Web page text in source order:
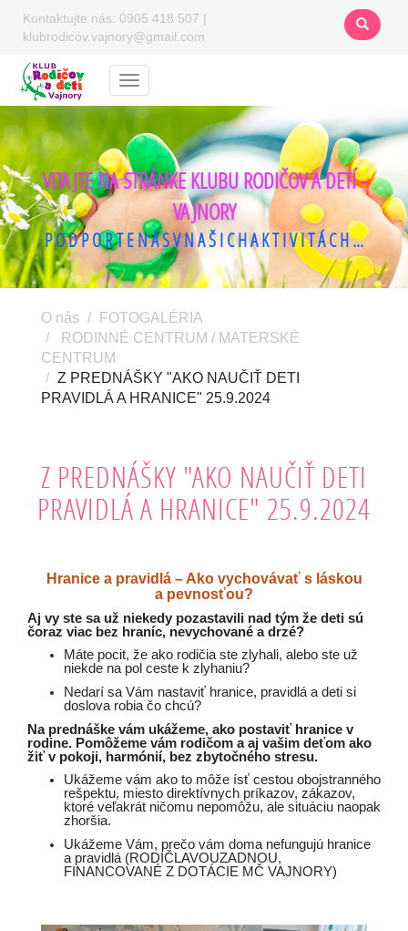
Kontaktujte nás: 0905 418 507 |
klubrodicov.vajnory@gmail.com
Menu
VITAJTE NA STRÁNKE KLUBU RODIČOV A DETÍ -
VAJNORY
P O D P O R T E N Á S V N A Š I C H A K T I V I T Á C H ...
O nás
FOTOGALÉRIA
RODINNÉ CENTRUM / MATERSKÉ
CENTRUM
Z PREDNÁŠKY "AKO NAUČIŤ DETI
PRAVIDLÁ A HRANICE" 25.9.2024
Z PREDNÁŠKY "AKO NAUČIŤ DETI
PRAVIDLÁ A HRANICE" 25.9.2024
Hranice a pravidlá – Ako vychovávať s láskou
a pevnosťou?
Aj vy ste sa už niekedy pozastavili nad tým že deti sú
čoraz viac bez hraníc, nevychované a drzé?
Máte pocit, že ako rodičia ste zlyhali, alebo ste už
niekde na pol ceste k zlyhaniu?
Nedarí sa Vám nastaviť hranice, pravidlá a deti si
doslova robia čo chcú?
Na prednáške vám ukážeme, ako postaviť hranice v
rodine. Pomôžeme vám rodičom a aj vašim deťom ako
žiť v pokoji, harmónií, bez zbytočného stresu.
Ukážeme vám ako to môže ísť cestou obojstranného
rešpektu, miesto direktívnych príkazov, zákazov,
ktoré veľakrát ničomu nepomôžu, ale situáciu naopak
zhoršia.
Ukážeme Vám, prečo vám doma nefungujú hranice
a pravidlá (RODIČLAVOUZADNOU,
FINANCOVANÉ Z DOTÁCIE MČ VAJNORY)